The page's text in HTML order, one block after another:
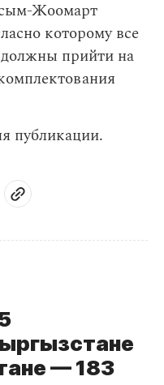
Жоомарт
которому все
прийти на
публикации.
— 183